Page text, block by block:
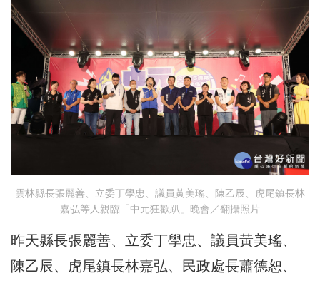
雲林縣長張麗善、立委丁學忠、議員黃美瑤、陳乙辰、虎尾鎮長林
嘉弘等人親臨「中元狂歡趴」晚會／翻攝照片
昨天縣長張麗善、立委丁學忠、議員黃美瑤、
陳乙辰、虎尾鎮長林嘉弘、民政處長蕭德恕、